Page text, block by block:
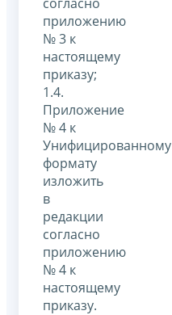
приложению
№ 3 к
настоящему
приказу;
1.4.
Приложение
№ 4 к
Унифицированному
формату
изложить
в
редакции
согласно
приложению
№ 4 к
настоящему
приказу.